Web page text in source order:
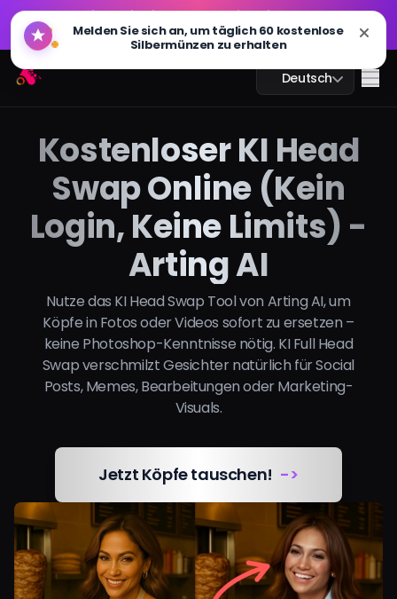
🔥 GPT Bild 2.0 ist live: schneller, intelligenter und 4K-
fähig. Jetzt ausprobieren
Arting AI Deutsch
KI-Chat
KI-Studium
KI-Video
KI-Tools
Anmelden
🔥GPT Bild 2.0 ist live: schneller, intelligenter und 4K-
Kostenloser KI Head
Swap Online (Kein
Login, Keine Limits) -
Arting AI
Nutze das KI Head Swap Tool von Arting AI, um
Köpfe in Fotos oder Videos sofort zu ersetzen –
keine Photoshop-Kenntnisse nötig. KI Full Head
Swap verschmilzt Gesichter natürlich für Social
Posts, Memes, Bearbeitungen oder Marketing-
Visuals.
Jetzt Köpfe tauschen! ->